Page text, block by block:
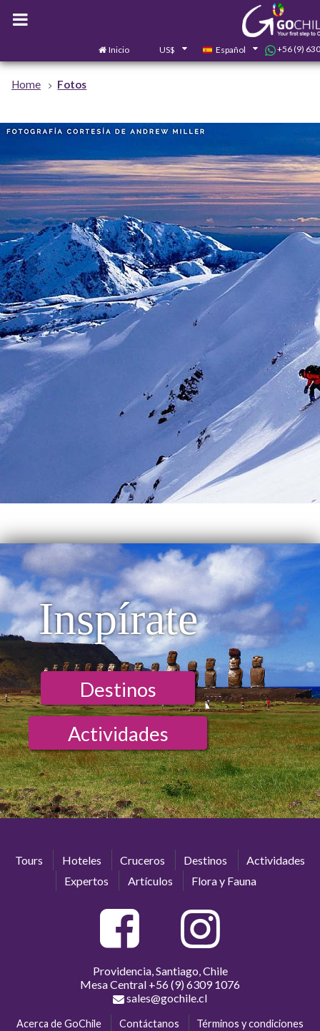
Inicio US$ Español +56 (9)
Home Fotos
Inspírate
Destinos
Actividades
Tours Hoteles Cruceros Destinos
Actividades
Expertos
Artículos Flora y Fauna
Providencia, Santiago, Chile
Mesa Central +56 (9) 6309 1076
sales@gochile.cl
Acerca de GoChile Contáctanos
Términos y condiciones